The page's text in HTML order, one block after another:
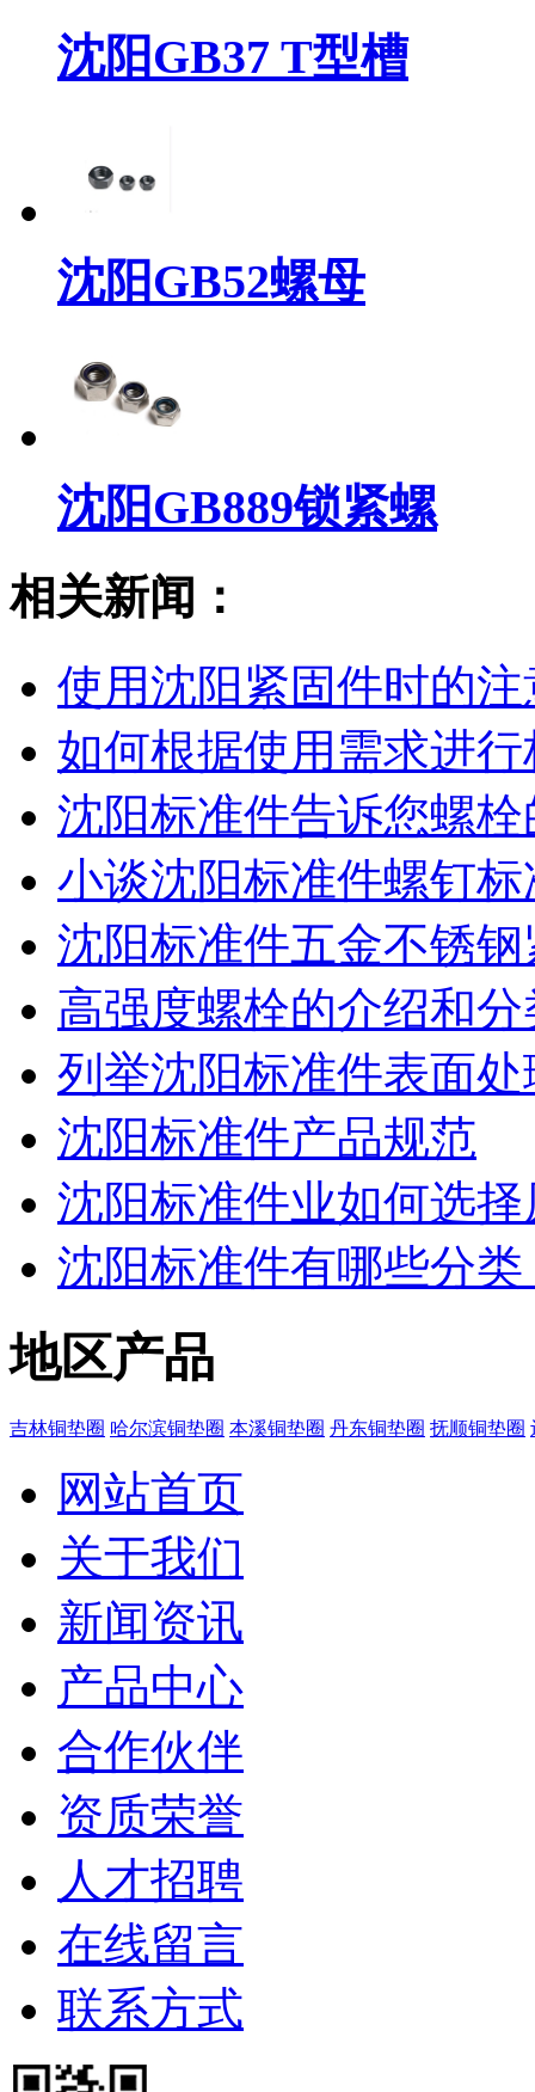
沈阳GB37 T型槽
沈阳GB52螺母
沈阳GB889锁紧螺
相关新闻：
使用沈阳紧固件时的
如何根据使用需求进
沈阳标准件​告诉您螺
小谈沈阳标准件螺钉
沈阳标准件五金不锈
高强度螺栓的介绍和分
列举沈阳标准件表面
沈阳标准件产品规范
沈阳标准件业如何选
沈阳标准件有哪些分类
地区产品
吉林铜垫圈 哈尔滨铜垫圈 本溪铜垫圈 丹东铜垫圈 抚顺铜垫圈
网站首页
关于我们
新闻资讯
产品中心
合作伙伴
资质荣誉
人才招聘
在线留言
联系方式